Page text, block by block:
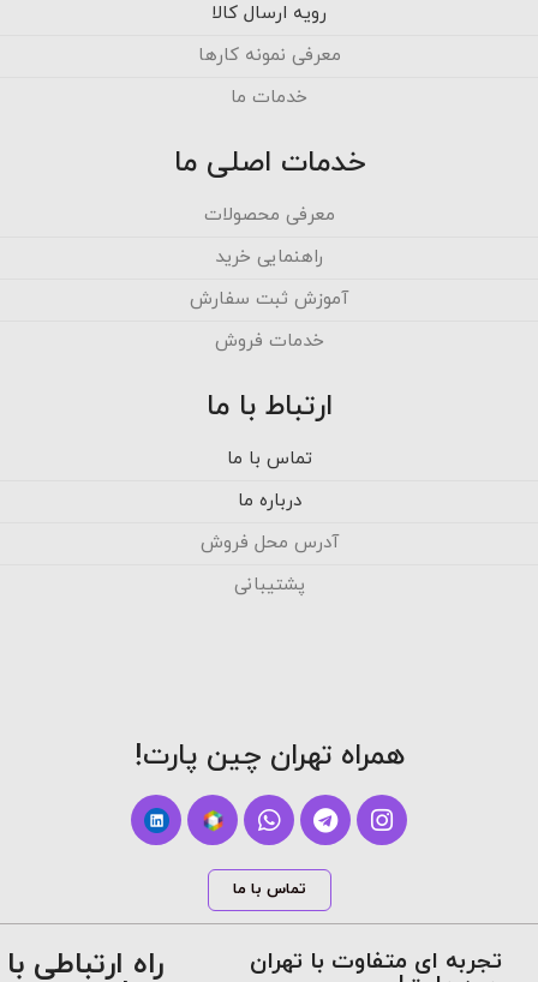
رویه ارسال کالا
معرفی نمونه کارها
خدمات ما
خدمات اصلی ما
معرفی محصولات
راهنمایی خرید
آموزش ثبت سفارش
خدمات فروش
ارتباط با ما
تماس با ما
درباره ما
آدرس محل فروش
پشتیبانی
همراه تهران چین پارت!
تماس با ما
تجربه ای متفاوت با تهران راه ارتباطی با